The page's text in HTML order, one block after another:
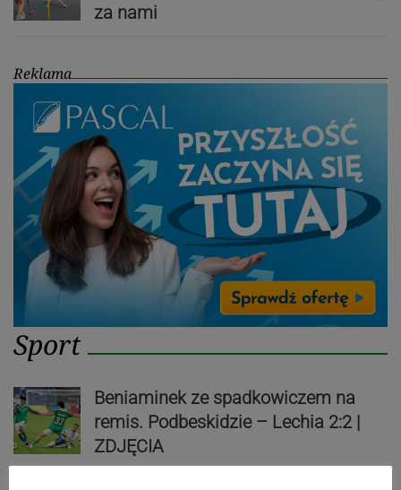
za nami
Reklama
Sport
Beniaminek ze spadkowiczem na
remis. Podbeskidzie – Lechia 2:2 |
ZDJĘCIA